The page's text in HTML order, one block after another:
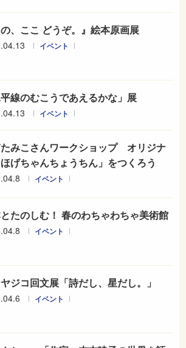
の、ここ どうぞ。』絵本原画展
イベント
平線のむこうであえるかな」展
イベント
みこさんワークショップ オリジナ
げちゃんちょうちん」をつくろう
イベント
たのしむ！ 春のわちゃわちゃ美術館
イベント
ジコ回文展「詩だし、星だし。」
イベント